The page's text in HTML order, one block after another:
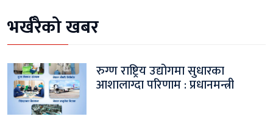
भर्खरैको खबर
रुग्ण राष्ट्रिय उद्योगमा सुधारका
आशालाग्दा परिणाम : प्रधानमन्त्री